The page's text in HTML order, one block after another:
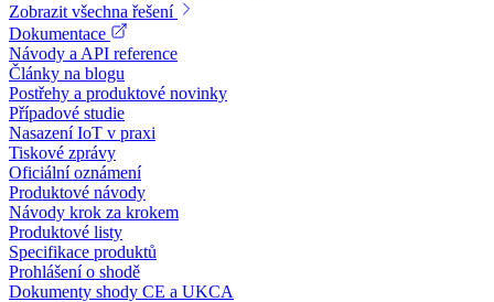
Zobrazit všechna řešení
Dokumentace
Návody a API reference
Články na blogu
Postřehy a produktové novinky
Případové studie
Nasazení IoT v praxi
Tiskové zprávy
Oficiální oznámení
Produktové návody
Návody krok za krokem
Produktové listy
Specifikace produktů
Prohlášení o shodě
Dokumenty shody CE a UKCA